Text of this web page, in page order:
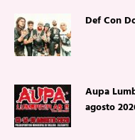
Def Con
Aupa
agosto